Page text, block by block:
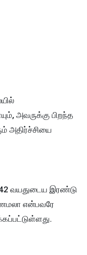
அவருக்கு பிறந்த
அதிர்ச்சியை
42 வயதுடைய இரண்டு
என்பவரே